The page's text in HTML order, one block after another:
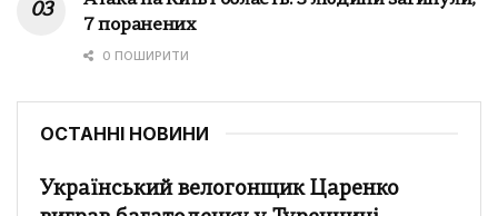
7 поранених
0 ПОШИРИТИ
ОСТАННІ НОВИНИ
Український велогонщик Царенко